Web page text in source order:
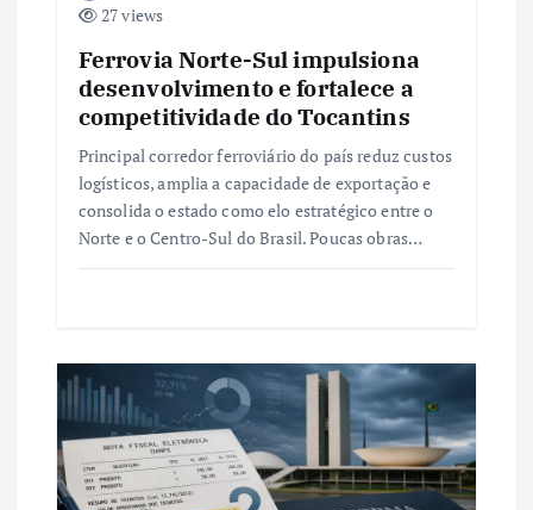
27 views
Ferrovia Norte-Sul impulsiona
desenvolvimento e fortalece a
competitividade do Tocantins
Principal corredor ferroviário do país reduz custos
logísticos, amplia a capacidade de exportação e
consolida o estado como elo estratégico entre o
Norte e o Centro-Sul do Brasil. Poucas obras…